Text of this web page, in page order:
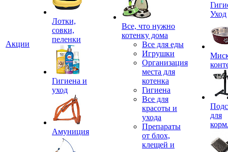
Акции
Лотки,
совки,
пеленки
Гигиена и
уход
Амуниция
Все, что нужно
котенку дома
Все для еды
Игрушки
Организация
места для
котенка
Гигиена
Все для
красоты и
ухода
Препараты
от блох,
клещей и
Уход
для